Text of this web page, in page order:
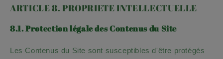
ARTICLE 8. PROPRIETE INTELLECTUELLE
8.1. Protection légale des Contenus du Site
Les Contenus du Site sont susceptibles d'être protégés